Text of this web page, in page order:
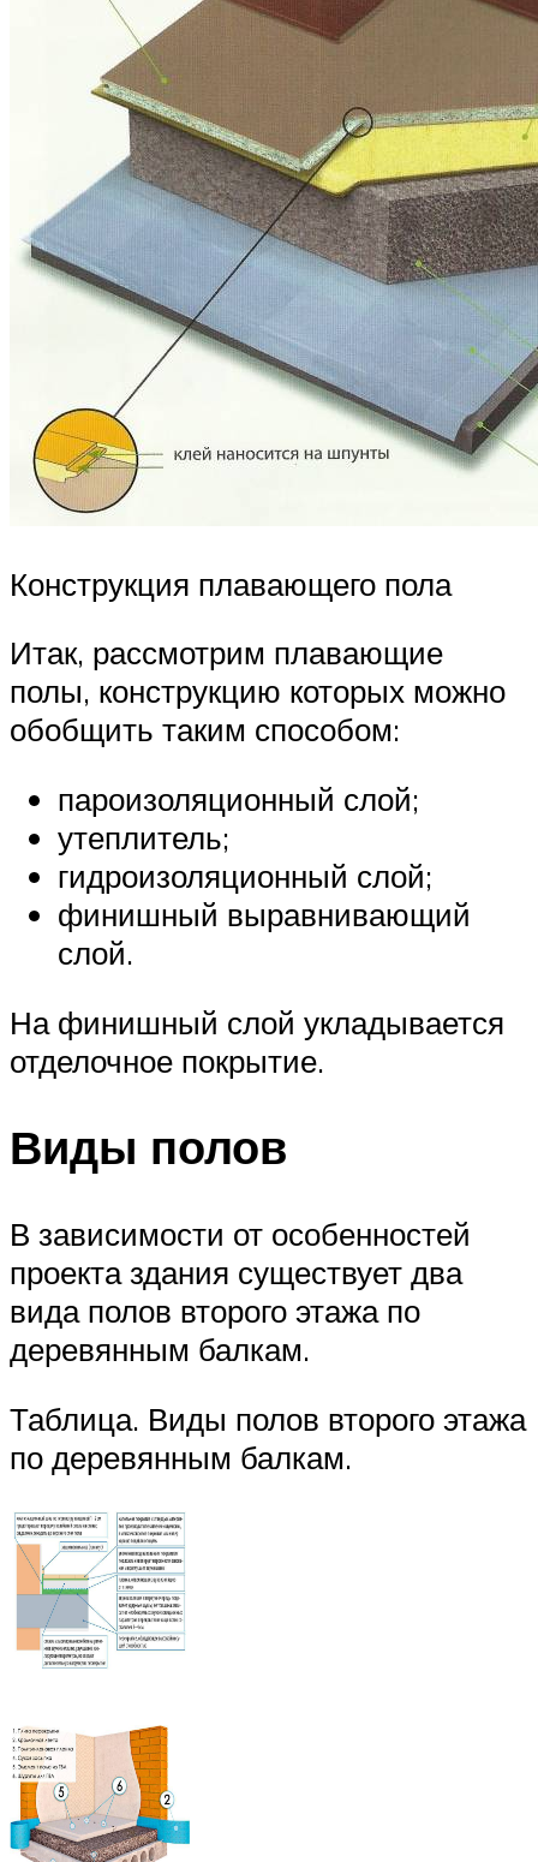
Конструкция плавающего пола
Итак, рассмотрим плавающие
полы, конструкцию которых можно
обобщить таким способом:
пароизоляционный слой;
утеплитель;
гидроизоляционный слой;
финишный выравнивающий
слой.
На финишный слой укладывается
отделочное покрытие.
Виды полов
В зависимости от особенностей
проекта здания существует два
вида полов второго этажа по
деревянным балкам.
Таблица. Виды полов второго этажа
по деревянным балкам.